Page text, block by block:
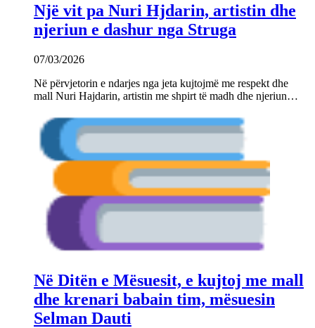
Një vit pa Nuri Hjdarin, artistin dhe
njeriun e dashur nga Struga
07/03/2026
Në përvjetorin e ndarjes nga jeta kujtojmë me respekt dhe
mall Nuri Hajdarin, artistin me shpirt të madh dhe njeriun…
Në Ditën e Mësuesit, e kujtoj me mall
dhe krenari babain tim, mësuesin
Selman Dauti